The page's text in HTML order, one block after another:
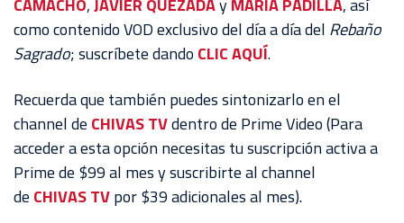
AKRON
CAMACHO,JAVIER QUEZADAyMARÍA PADILLA, así
como contenido VOD exclusivo del día a día del Rebaño
Sagrado; suscríbete dando CLIC AQUÍ.
Recuerda que también puedes sintonizarlo en el
channel de CHIVAS TVdentro de Prime Video (Para
acceder a esta opción necesitas tu suscripción activa a
Prime de $99 al mes y suscribirte al channel
de CHIVAS TVpor $39 adicionales al mes).